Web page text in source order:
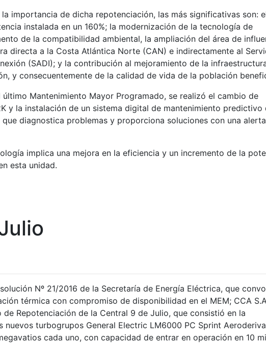
importancia de dicha repotenciación, las más significativas son:
instalada en un 160%; la modernización de la tecnología de
de la compatibilidad ambiental, la ampliación del área de
directa a la Costa Atlántica Norte (CAN) e indirectamente al
(SADI); y la contribución al mejoramiento de la
y consecuentemente de la calidad de vida de la población
último Mantenimiento Mayor Programado, se realizó el cambio de
y la instalación de un sistema digital de mantenimiento predictivo
diagnostica problemas y proporciona soluciones con una alerta
implica una mejora en la eficiencia y un incremento de la
esta unidad.
Nº 21/2016 de la Secretaría de Energía Eléctrica, que
térmica con compromiso de disponibilidad en el MEM; CCA
Repotenciación de la Central 9 de Julio, que consistió en la
nuevos turbogrupos General Electric LM6000 PC Sprint
cada uno, con capacidad de entrar en operación en 10